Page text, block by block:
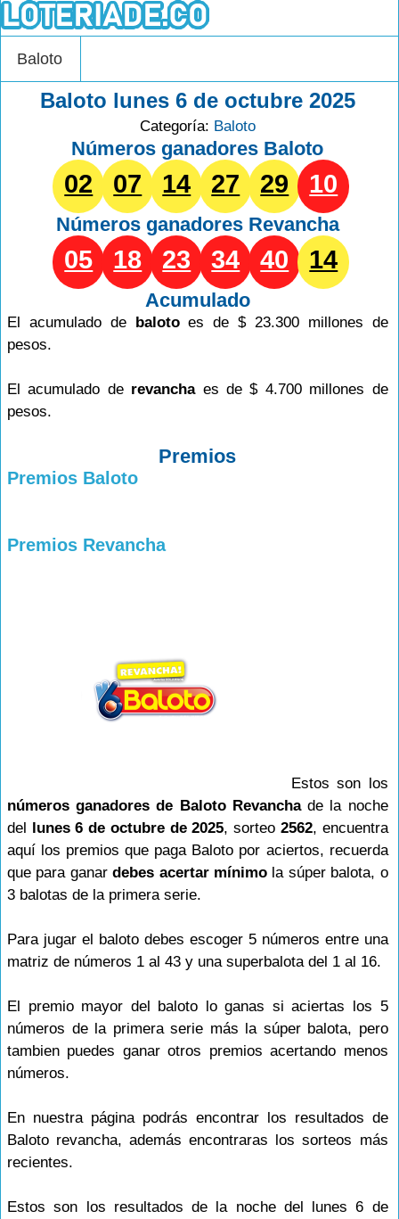
Baloto
Baloto lunes 6 de octubre 2025
Categoría: Baloto
Números ganadores Baloto
02 07 14 27 29 10
Números ganadores Revancha
05 18 23 34 40 14
Acumulado
El acumulado de balotoes de $ 23.300 millones de
pesos.
El acumulado de revanchaes de $ 4.700 millones de
pesos.
Premios
Premios Baloto
Premios Revancha
Estos son los
números ganadores de Baloto Revanchade la noche
del lunes 6 de octubre de 2025, sorteo 2562, encuentra
aquí los premios que paga Baloto por aciertos, recuerda
que para ganardebes acertar mínimo la súper balota, o
3 balotas de la primera serie.
Para jugar el baloto debes escoger 5 números entre una
matriz de números 1 al 43 y una superbalota del 1 al 16.
El premio mayor del baloto lo ganas si aciertas los 5
números de la primera serie más la súper balota, pero
tambien puedes ganar otros premios acertando menos
números.
En nuestra página podrás encontrar los resultados de
Baloto revancha, además encontraras los sorteos más
recientes.
Estos son los resultados de la noche del lunes 6 de